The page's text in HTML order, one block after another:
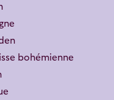
bohémienne